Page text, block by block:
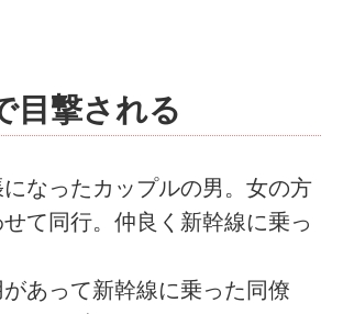
目撃される
なったカップルの男。女の方
て同行。仲良く新幹線に乗っ
あって新幹線に乗った同僚